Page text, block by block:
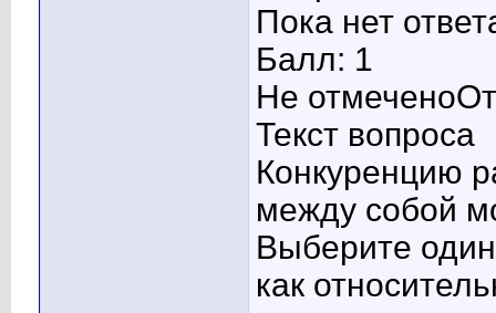
Пока нет
Балл: 1
Не
Текст вопроса
Конкуренцию
между собой
Выберите
как